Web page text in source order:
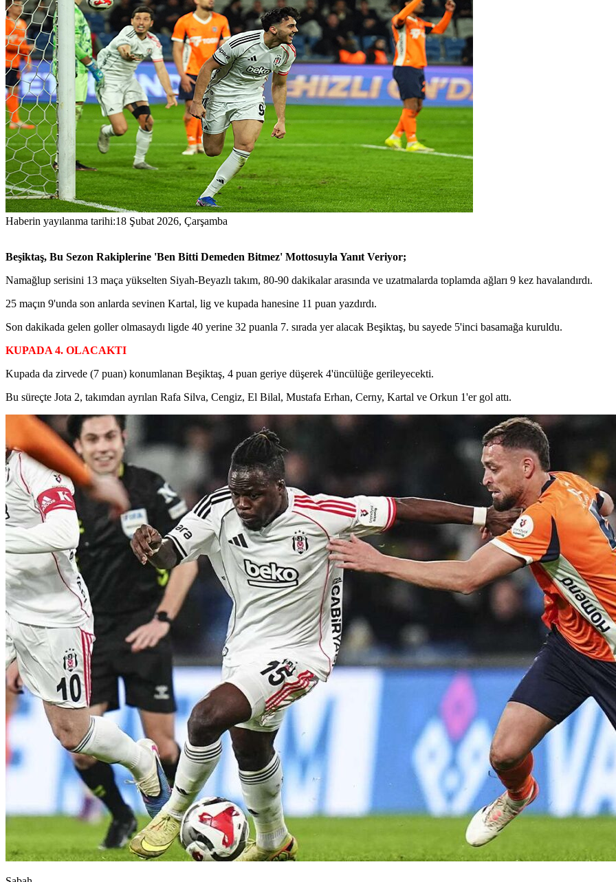
Haberin yayılanma tarihi:18 Şubat 2026, Çarşamba
Beşiktaş, Bu Sezon Rakiplerine 'Ben Bitti Demeden Bitmez' Mottosuyla Yanıt Veriyor;
Namağlup serisini 13 maça yükselten Siyah-Beyazlı takım, 80-90 dakikalar arasında ve uzatmalarda toplamda ağları 9 kez havalandırdı.
25 maçın 9'unda son anlarda sevinen Kartal, lig ve kupada hanesine 11 puan yazdırdı.
Son dakikada gelen goller olmasaydı ligde 40 yerine 32 puanla 7. sırada yer alacak Beşiktaş, bu sayede 5'inci basamağa kuruldu.
KUPADA 4. OLACAKTI
Kupada da zirvede (7 puan) konumlanan Beşiktaş, 4 puan geriye düşerek 4'üncülüğe gerileyecekti.
Bu süreçte Jota 2, takımdan ayrılan Rafa Silva, Cengiz, El Bilal, Mustafa Erhan, Cerny, Kartal ve Orkun 1'er gol attı.